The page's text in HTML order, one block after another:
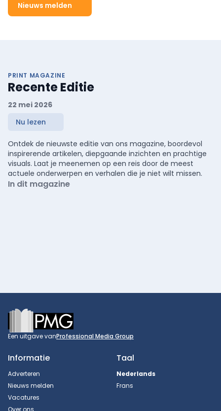
Nieuws melden
PRINT MAGAZINE
Recente Editie
22 mei 2026
Nu lezen
Ontdek de nieuwste editie van ons magazine, boordevol
inspirerende artikelen, diepgaande inzichten en prachtige
visuals. Laat je meenemen op een reis door de meest
actuele onderwerpen en verhalen die je niet wilt missen.
In dit magazine
Footer
Een uitgave vanProfessional Media Group
Informatie
Adverteren
Nieuws melden
Vacatures
Over ons
Taal
Nederlands
Frans